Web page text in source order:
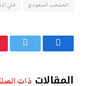
المنتخب السعودي علي
فيسبوك تويتر
المقالات ذات